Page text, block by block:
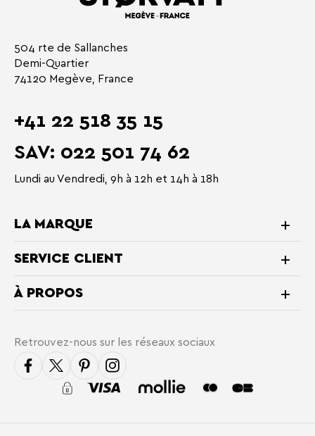
504 rte de Sallanches
Demi-Quartier
74120 Megève, France
+41 22 518 35 15
SAV: 022 501 74 62
Lundi au Vendredi, 9h à 12h et 14h à 18h
LA MARQUE
SERVICE CLIENT
À PROPOS
Retrouvez-nous sur les réseaux sociaux